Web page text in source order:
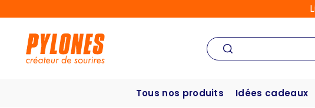
Tous nos produits Idées cadeaux